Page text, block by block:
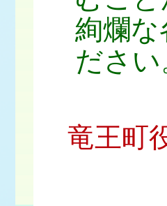
絢爛
ださい
竜王町